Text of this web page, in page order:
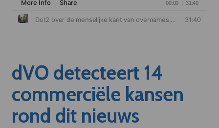
dVO detecteert 14
commerciële kansen
rond dit nieuws